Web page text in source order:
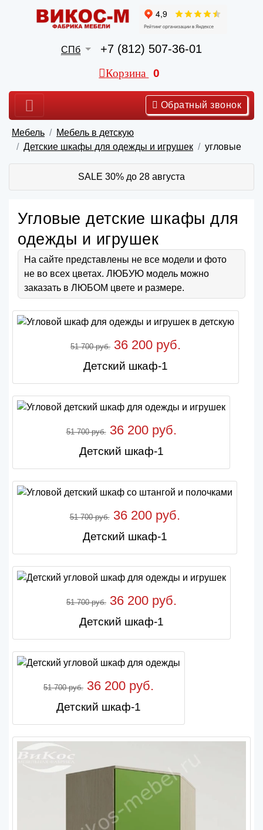
СПб +7 (812) 507-36-01
Корзина 0
Обратный звонок
Мебель
Мебель в детскую
Детские шкафы для одежды и игрушек
угловые
SALE 30% до 28 августа
Угловые детские шкафы для
одежды и игрушек
На сайте представлены не все модели и фото
не во всех цветах. ЛЮБУЮ модель можно
заказать в ЛЮБОМ цвете и размере.
51 700 руб. 36 200 руб.
Детский шкаф-1
51 700 руб.36 200 руб.
Детский шкаф-1
51 700 руб.36 200 руб.
Детский шкаф-1
51 700 руб. 36 200 руб.
Детский шкаф-1
51 700 руб. 36 200 руб.
Детский шкаф-1